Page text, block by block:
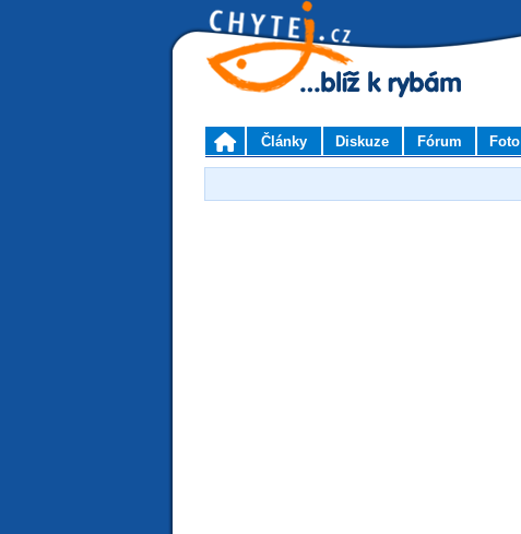
Články Diskuze Fórum Foto